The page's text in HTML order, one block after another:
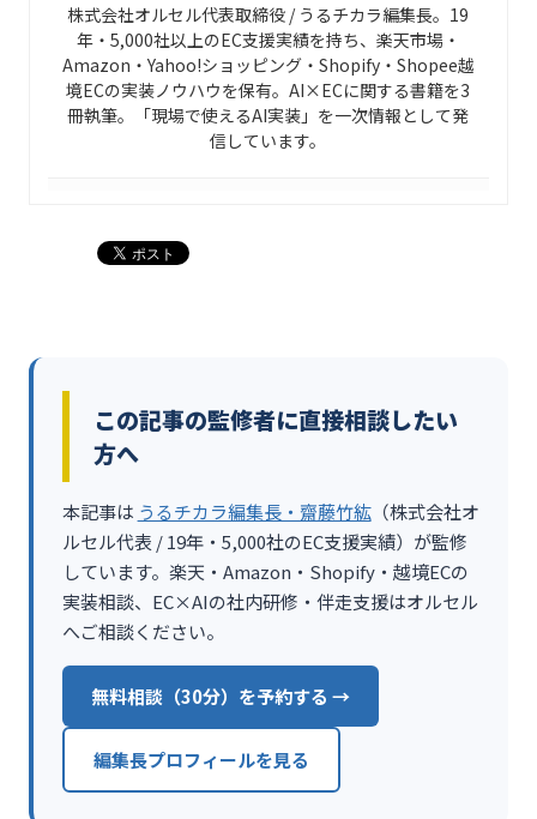
株式会社オルセル代表取締役 / うるチカラ編集長。19
年・5,000社以上のEC支援実績を持ち、楽天市場・
Amazon・Yahoo!ショッピング・Shopify・Shopee越
境ECの実装ノウハウを保有。AI×ECに関する書籍を3
冊執筆。「現場で使えるAI実装」を一次情報として発
信しています。
この記事の監修者に直接相談したい
方へ
本記事は うるチカラ編集長・齋藤竹紘（株式会社オ
ルセル代表 / 19年・5,000社のEC支援実績）が監修
しています。楽天・Amazon・Shopify・越境ECの
実装相談、EC×AIの社内研修・伴走支援はオルセル
へご相談ください。
無料相談（30分）を予約する →
編集長プロフィールを見る